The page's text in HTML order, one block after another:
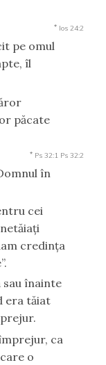
* Ios 24:2
pe omul
îl
păcate
* Ps 32:1 Ps 32:2
în
cei
credinţa
sau înainte
era tăiat
ca
o